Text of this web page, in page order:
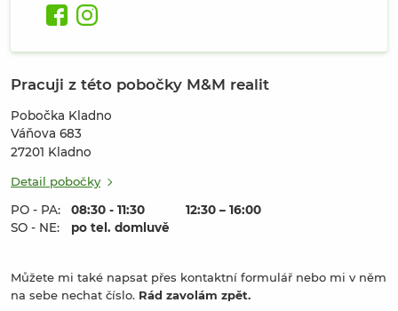
Pracuji z této pobočky M&M realit
Pobočka Kladno
Váňova 683
27201 Kladno
Detail pobočky
PO - PA:
SO - NE:
08:30 - 11:30
po tel. domluvě
12:30 – 16:00
Můžete mi také napsat přes kontaktní formulář nebo mi v něm
na sebe nechat číslo. Rád zavolám zpět.